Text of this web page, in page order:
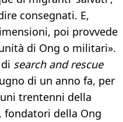
consegnati. E,
poi provvede
di Ong o militari».
search and rescue
di un anno fa, per
trentenni della
fondatori della Ong